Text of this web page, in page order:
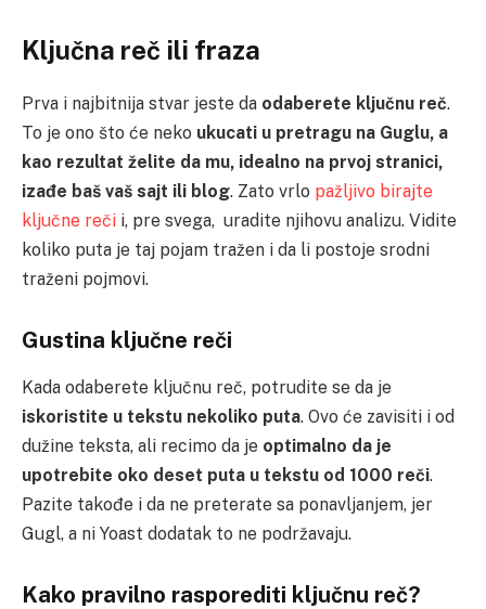
Ključna reč ili fraza
Prva i najbitnija stvar jeste da odaberete ključnu reč.
To je ono što će neko ukucati u pretragu na Guglu, a
kao rezultat želite da mu, idealno na prvoj stranici,
izađe baš vaš sajt ili blog. Zato vrlo pažljivo birajte
ključne reči i, pre svega, uradite njihovu analizu. Vidite
koliko puta je taj pojam tražen i da li postoje srodni
traženi pojmovi.
Gustina ključne reči
Kada odaberete ključnu reč, potrudite se da je
iskoristite u tekstu nekoliko puta. Ovo će zavisiti i od
dužine teksta, ali recimo da je optimalno da je
upotrebite oko deset puta u tekstu od 1000 reči.
Pazite takođe i da ne preterate sa ponavljanjem, jer
Gugl, a ni Yoast dodatak to ne podržavaju.
Kako pravilno rasporediti ključnu reč?